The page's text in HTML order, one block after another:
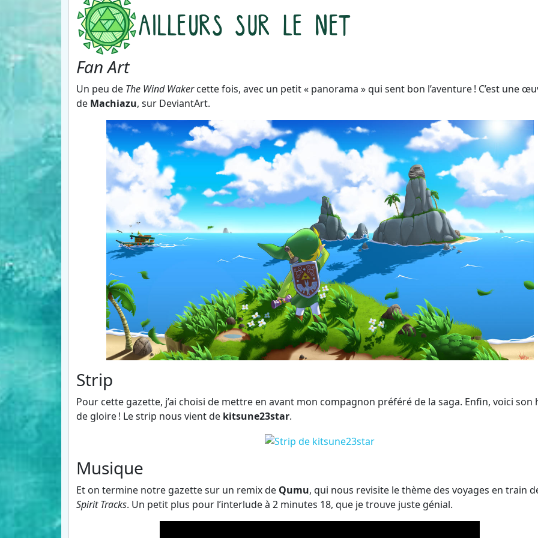
Fan Art
Un peu de The Wind Wakercette fois, avec un petit « panorama » qui sent bon l’aventure ! C’est une
de Machiazu, sur DeviantArt.
Strip
Pour cette gazette, j’ai choisi de mettre en avant mon compagnon préféré de la saga. Enfin, voici son
de gloire ! Le strip nous vient de kitsune23star.
Musique
Et on termine notre gazette sur un remix de Qumu, qui nous revisite le thème des voyages en train
Spirit Tracks. Un petit plus pour l’interlude à 2 minutes 18, que je trouve juste génial.